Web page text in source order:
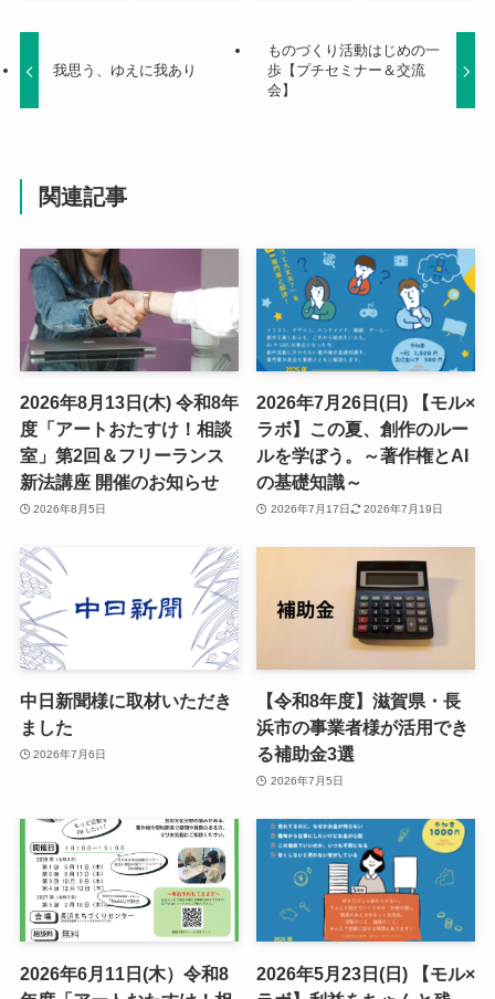
我思う、ゆえに我あり
ものづくり活動はじめの一
歩【プチセミナー＆交流
会】
関連記事
2026年8月13日(木) 令和8年
度「アートおたすけ！相談
室」第2回＆フリーランス
新法講座 開催のお知らせ
2026年8月5日
2026年7月26日(日) 【モル×
ラボ】この夏、創作のルー
ルを学ぼう。～著作権とAI
の基礎知識～
2026年7月17日 2026年7月19日
中日新聞様に取材いただき
ました
2026年7月6日
【令和8年度】滋賀県・長
浜市の事業者様が活用でき
る補助金3選
2026年7月5日
2026年6月11日(木）令和8
2026年5月23日(日) 【モル×